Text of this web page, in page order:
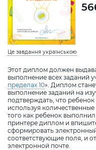
Це завдання українською
Этот диплом должен
выполнение всех заданий
пределах 10». Диплом
выполнение заданий на
подтверждать, что
используя
того как ребенок
принтере диплом и
сформировать
соответствующие поля, и
электронной почте.